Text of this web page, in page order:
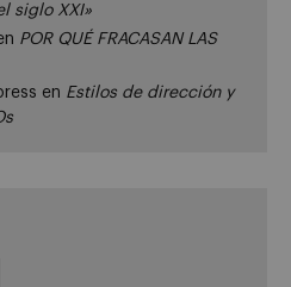
siglo XXI»
POR QUÉ FRACASAN LAS
en Estilos de dirección y